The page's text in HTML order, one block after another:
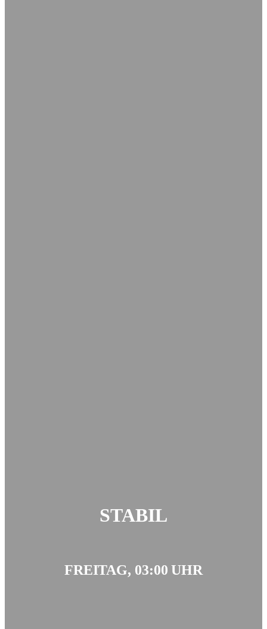
STABIL
FREITAG, 03:00 UHR